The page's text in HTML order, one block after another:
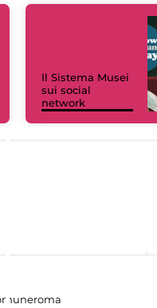
Il Sistema Musei
sui social
network